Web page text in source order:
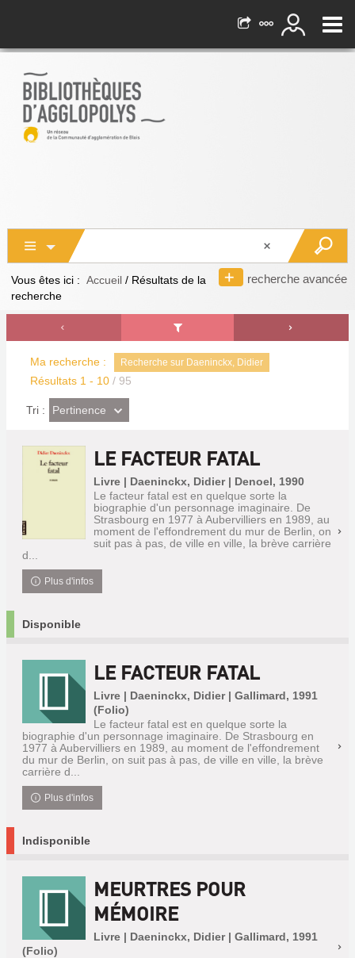
recherche avancée
Vous êtes ici : Accueil / Résultats de la
recherche
Ma recherche : Recherche sur Daeninckx, Didier
Résultats 1 - 10 / 95
Tri : (Effet
imédiat)
Pertinence
LE FACTEUR FATAL
Livre | Daeninckx, Didier | Denoel, 1990
Le facteur fatal est en quelque sorte la
biographie d'un personnage imaginaire. De
Strasbourg en 1977 à Aubervilliers en 1989, au
moment de l'effondrement du mur de Berlin, on
suit pas à pas, de ville en ville, la brève carrière
d...
Plus d'infos
Disponible
LE FACTEUR FATAL
Livre | Daeninckx, Didier | Gallimard, 1991
(Folio)
Le facteur fatal est en quelque sorte la
biographie d'un personnage imaginaire. De Strasbourg en
1977 à Aubervilliers en 1989, au moment de l'effondrement
du mur de Berlin, on suit pas à pas, de ville en ville, la brève
carrière d...
Plus d'infos
Indisponible
MEURTRES POUR
MÉMOIRE
Livre | Daeninckx, Didier | Gallimard, 1991
(Folio)